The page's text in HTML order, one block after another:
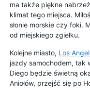
ma także piękne
klimat tego miejsca.
słonie morskie czy foki.
od miejskiego zgiełku.
Kolejne miasto, Los
jazdy samochodem, tak
Diego będzie świetną
Aniołów, przejść się po